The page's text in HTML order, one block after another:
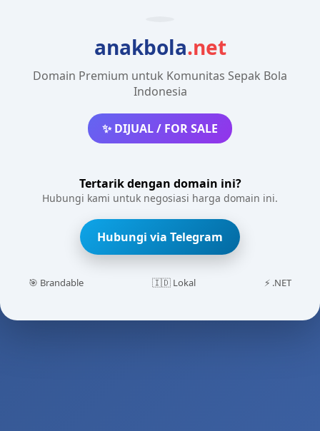
anakbola.net
Domain Premium untuk Komunitas Sepak Bola
Indonesia
✨ DIJUAL / FOR SALE
Tertarik dengan domain ini?
Hubungi kami untuk negosiasi harga domain ini.
Hubungi via Telegram
🎯 Brandable 🇮🇩 Lokal ⚡ .NET